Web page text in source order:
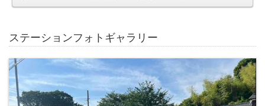
ステーションフォトギャラリー